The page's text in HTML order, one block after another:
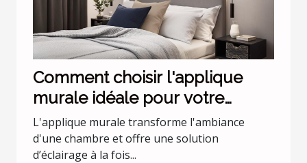
Comment choisir l'applique
murale idéale pour votre
chambre
L'applique murale transforme l'ambiance
d'une chambre et offre une solution
d’éclairage à la fois...